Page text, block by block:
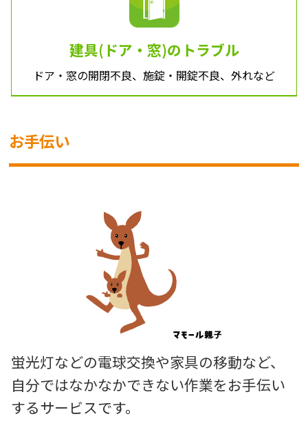
建具(ドア・窓)のトラブル
ドア・窓の開閉不良、施錠・開錠不良、外れなど
お手伝い
蛍光灯などの電球交換や家具の移動など、
自分ではなかなかできない作業をお手伝い
するサービスです。